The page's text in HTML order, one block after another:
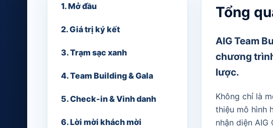
1. Mở đầu
2. Giá trị ký kết
3. Trạm sạc xanh
4. Team Building & Gala
5. Check-in & Vinh danh
6. Lời mời khách mời
Tổng
AIG Team
chương
lược.
Không chỉ là
thiệu mô hình
nhận diện